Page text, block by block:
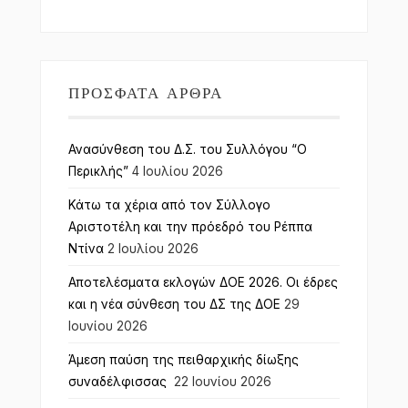
ΠΡΌΣΦΑΤΑ ΆΡΘΡΑ
Ανασύνθεση του Δ.Σ. του Συλλόγου “Ο
Περικλής” 4 Ιουλίου 2026
Κάτω τα χέρια από τον Σύλλογο
Αριστοτέλη και την πρόεδρό του Ρέππα
Ντίνα 2 Ιουλίου 2026
Αποτελέσματα εκλογών ΔΟΕ 2026. Οι έδρες
και η νέα σύνθεση του ΔΣ της ΔΟΕ 29
Ιουνίου 2026
Άμεση παύση της πειθαρχικής δίωξης
συναδέλφισσας
22 Ιουνίου 2026